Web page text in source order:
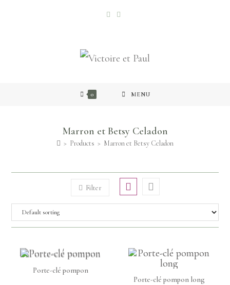
0 MENU
Marron et Betsy Celadon
> Products > Marron et Betsy Celadon
Filter
Porte-clé pompon
Porte-clé pompon long